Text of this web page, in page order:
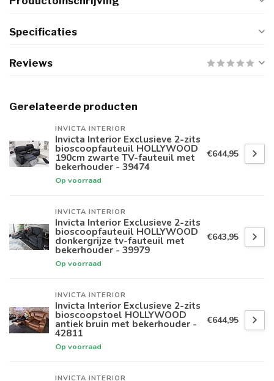
Specificaties
Reviews
Gerelateerde producten
INVICTA INTERIOR
Invicta Interior Exclusieve 2-zits
bioscoopfauteuil HOLLYWOOD
190cm zwarte TV-fauteuil met
bekerhouder - 39474
Op voorraad
€644,95
INVICTA INTERIOR
Invicta Interior Exclusieve 2-zits
bioscoopfauteuil HOLLYWOOD
donkergrijze tv-fauteuil met
bekerhouder - 39979
Op voorraad
€643,95
INVICTA INTERIOR
Invicta Interior Exclusieve 2-zits
bioscoopstoel HOLLYWOOD
antiek bruin met bekerhouder -
42811
Op voorraad
€644,95
INVICTA INTERIOR